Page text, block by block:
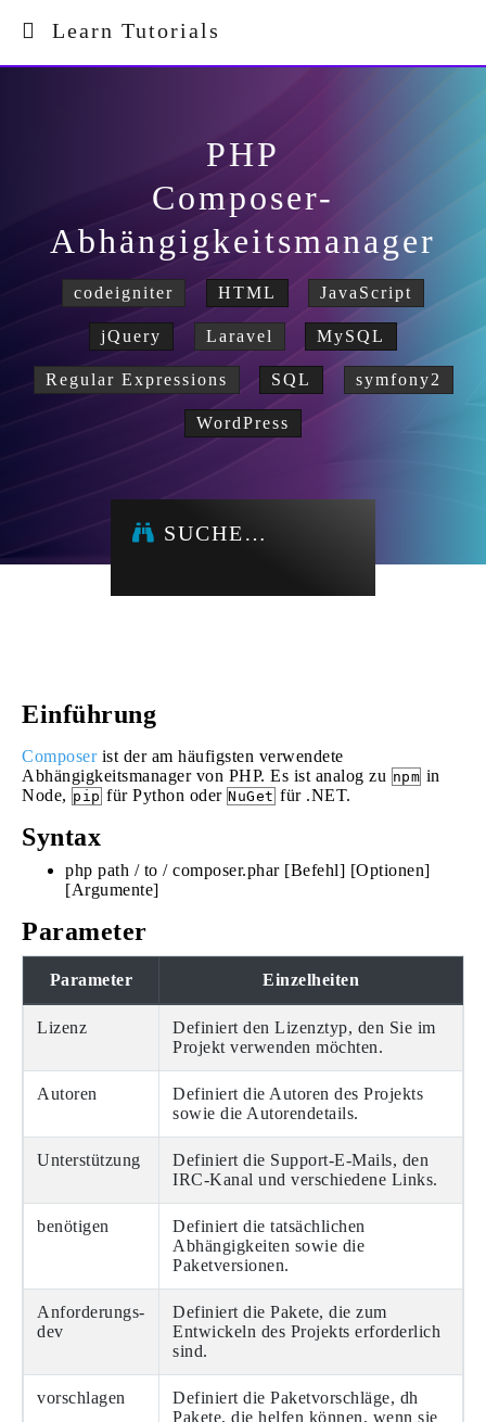
Learn Tutorials
PHP
Composer-
Abhängigkeitsmanager
codeigniter HTML JavaScript
jQuery Laravel MySQL
Regular Expressions SQL symfony2
WordPress
SUCHE…
Einführung
Composerist der am häufigsten verwendete
Abhängigkeitsmanager von PHP. Es ist analog zu npm in
Node, pip für Python oder NuGet für .NET.
Syntax
php path / to / composer.phar [Befehl] [Optionen]
[Argumente]
Parameter
Parameter Einzelheiten
Lizenz
Definiert den Lizenztyp, den Sie im
Projekt verwenden möchten.
Autoren
Definiert die Autoren des Projekts
sowie die Autorendetails.
Unterstützung
Definiert die Support-E-Mails, den
IRC-Kanal und verschiedene Links.
benötigen
Definiert die tatsächlichen
Abhängigkeiten sowie die
Paketversionen.
Anforderungs-
dev
Definiert die Pakete, die zum
Entwickeln des Projekts erforderlich
sind.
vorschlagen
Definiert die Paketvorschläge, dh
Pakete, die helfen können, wenn sie